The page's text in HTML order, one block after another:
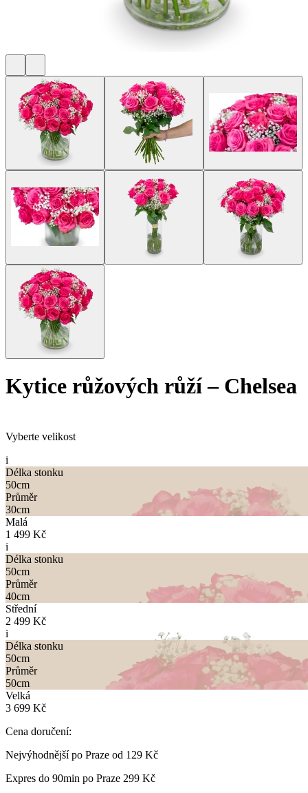
Kytice růžových růží– Chelsea
Vyberte velikost
i
Délka stonku
50cm
Průměr
30cm
Malá
1 499 Kč
i
Délka stonku
50cm
Průměr
40cm
Střední
2 499 Kč
i
Délka stonku
50cm
Průměr
50cm
Velká
3 699 Kč
Cena doručení:
Nejvýhodnější po Praze od 129 Kč
Expres do 90min po Praze 299 Kč